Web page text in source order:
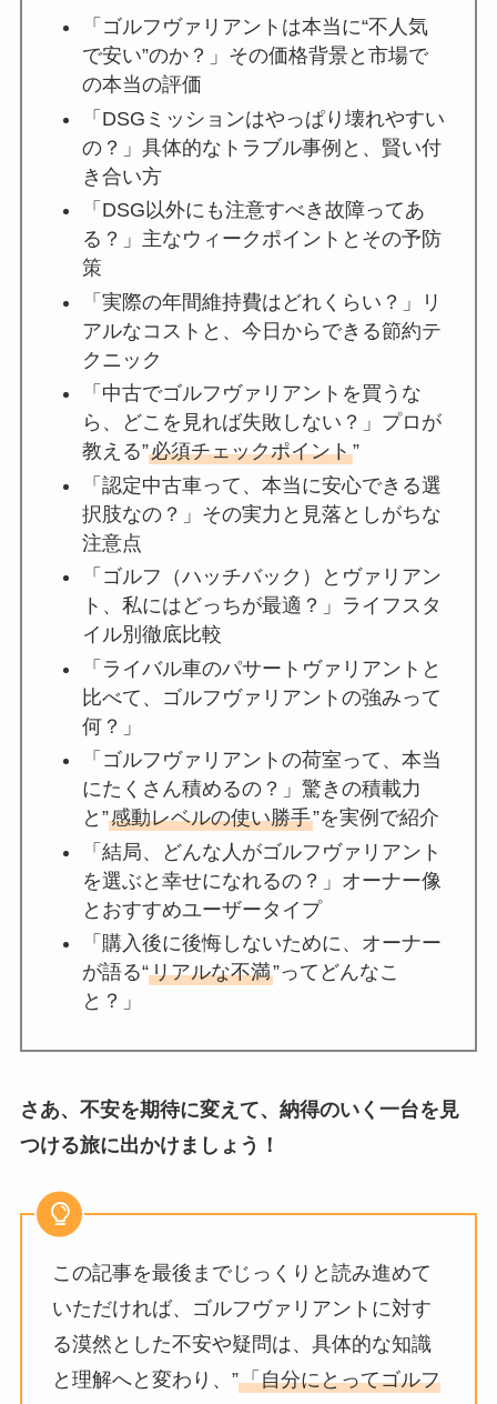
「ゴルフヴァリアントは本当に“不人気
で安い”のか？」その価格背景と市場で
の本当の評価
「DSGミッションはやっぱり壊れやすい
の？」具体的なトラブル事例と、賢い付
き合い方
「DSG以外にも注意すべき故障ってあ
る？」主なウィークポイントとその予防
策
「実際の年間維持費はどれくらい？」リ
アルなコストと、今日からできる節約テ
クニック
「中古でゴルフヴァリアントを買うな
ら、どこを見れば失敗しない？」プロが
教える”必須チェックポイント”
「認定中古車って、本当に安心できる選
択肢なの？」その実力と見落としがちな
注意点
「ゴルフ（ハッチバック）とヴァリアン
ト、私にはどっちが最適？」ライフスタ
イル別徹底比較
「ライバル車のパサートヴァリアントと
比べて、ゴルフヴァリアントの強みって
何？」
「ゴルフヴァリアントの荷室って、本当
にたくさん積めるの？」驚きの積載力
と”感動レベルの使い勝手”を実例で紹介
「結局、どんな人がゴルフヴァリアント
を選ぶと幸せになれるの？」オーナー像
とおすすめユーザータイプ
「購入後に後悔しないために、オーナー
が語る“リアルな不満”ってどんなこ
と？」
さあ、不安を期待に変えて、納得のいく一台を見
つける旅に出かけましょう！
この記事を最後までじっくりと読み進めて
いただければ、ゴルフヴァリアントに対す
る漠然とした不安や疑問は、具体的な知識
と理解へと変わり、”「自分にとってゴルフ